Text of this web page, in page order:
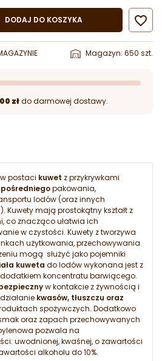
DODAJ DO KOSZYKA 
Magazyn: 650 szt.
złdo darmowej dostawy.
postaci kuwet z przykrywkami
pakowania,
lodów (oraz innych
Kuwety mają prostokątny kształt z
co znacząco ułatwia ich
w czystości. Kuwety z tworzywa
użytkowania, przechowywania
mogą służyć jako pojemniki
kuweta do lodów wykonana jest z
dodatkiem koncentratu barwiącego.
w kontakcie z żywnością i
kwasów, tłuszczu oraz
spożywczych. Dodatkowo
oraz zapach przechowywanych
pozwala na
uwodnionej, kwaśnej, o zawartości
alkoholu do 10%.